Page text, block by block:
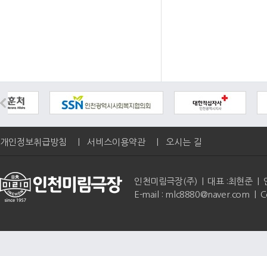
개인정보취급방침 서비스이용약관 오시는 길
인천미림극장(주) | 대표 :최현준 |
E-mail : mlc8880@naver.com |